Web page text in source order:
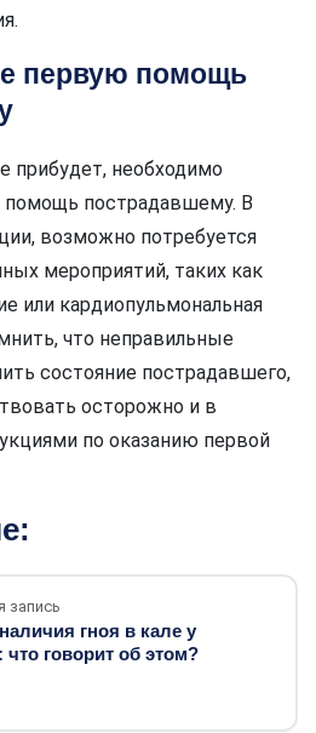
первую помощь
прибудет, необходимо
пострадавшему. В
возможно потребуется
мероприятий, таких как
или кардиопульмональная
что неправильные
состояние пострадавшего,
осторожно и в
по оказанию первой
запись
гноя в кале у
говорит об этом?